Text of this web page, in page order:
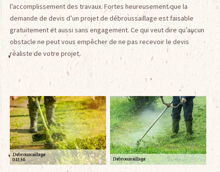
l’accomplissement des travaux. Fortes heureusement que la
demande de devis d’un projet de débroussaillage est faisable
gratuitement et aussi sans engagement. Ce qui veut dire qu’aucun
obstacle ne peut vous empêcher de ne pas recevoir le devis
réaliste de votre projet.